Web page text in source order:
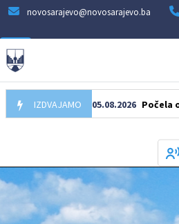
novosarajevo@novosarajevo.ba
IZDVAJAMO05.08.2026 Počela obnova